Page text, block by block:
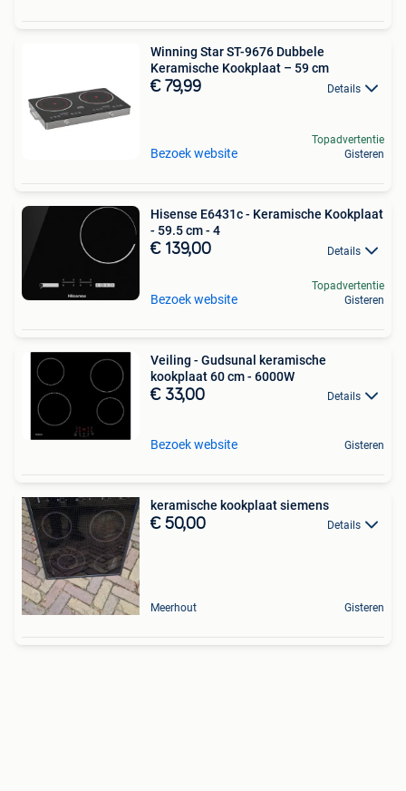
Winning Star ST-9676 Dubbele
Keramische Kookplaat – 59 cm
€ 79,99 Details
Bezoek website
Topadvertentie
Gisteren
Hisense E6431c - Keramische Kookplaat
- 59.5 cm - 4
€ 139,00 Details
Bezoek website
Topadvertentie
Gisteren
Veiling - Gudsunal keramische
kookplaat 60 cm - 6000W
€ 33,00 Details
Bezoek website Gisteren
keramische kookplaat siemens
€ 50,00 Details
Meerhout Gisteren